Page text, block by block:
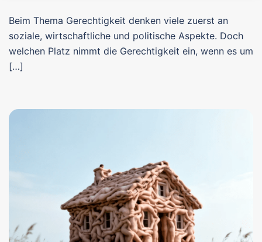
Beim Thema Gerechtigkeit denken viele zuerst an
soziale, wirtschaftliche und politische Aspekte. Doch
welchen Platz nimmt die Gerechtigkeit ein, wenn es um
[…]